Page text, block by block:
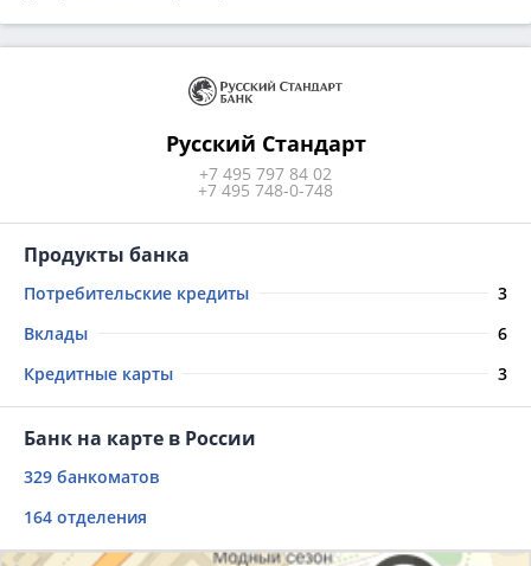
Русский Стандарт
+7 495 797 84 02
+7 495 748-0-748
Продукты банка
Потребительские кредиты
3
Вклады
6
Кредитные карты
3
Банк на карте в России
329 банкоматов
164 отделения